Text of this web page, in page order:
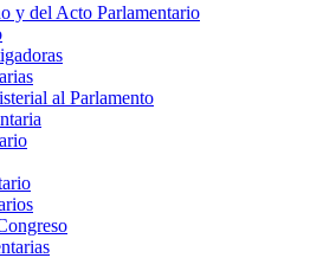
y del Acto Parlamentario
al Parlamento